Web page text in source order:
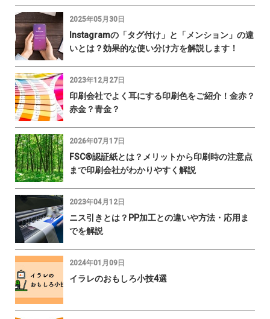
2025年05月30日
Instagramの「タグ付け」と「メンション」の違
いとは？効果的な使い分け方を解説します！
2023年12月27日
印刷会社でよく耳にする印刷色をご紹介！金赤？
赤金？青金？
2026年07月17日
FSC®認証紙とは？メリットから印刷時の注意点
まで印刷会社がわかりやすく解説
2023年04月12日
ニス引きとは？PP加工との違いや方法・応用ま
でを解説
2024年01月09日
イラレのおもしろ小技4選